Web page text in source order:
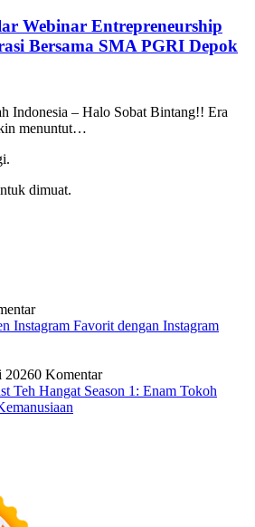
Webinar Entrepreneurship
Bersama SMA PGRI Depok
Indonesia – Halo Sobat Bintang!! Era
menuntut…
dimuat.
Instagram Favorit dengan Instagram
20260 Komentar
Teh Hangat Season 1: Enam Tokoh